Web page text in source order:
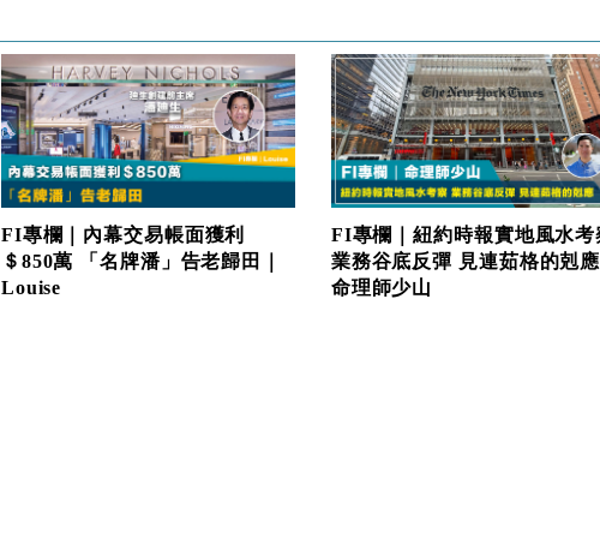
FI專欄｜內幕交易帳面獲利
＄850萬 「名牌潘」告老歸田｜
Louise
FI專欄｜紐約時報實地風水考
業務谷底反彈 見連茹格的剋
命理師少山